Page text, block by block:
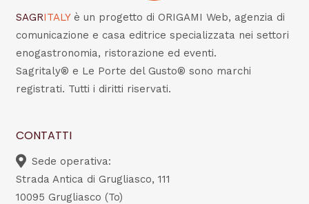
SAGRITALY è un progetto di ORIGAMI Web, agenzia di
comunicazione e casa editrice specializzata nei settori
enogastronomia, ristorazione ed eventi.
Sagritaly® e Le Porte del Gusto® sono marchi
registrati. Tutti i diritti riservati.
CONTATTI
Sede operativa:
Strada Antica di Grugliasco, 111
10095 Grugliasco (To)